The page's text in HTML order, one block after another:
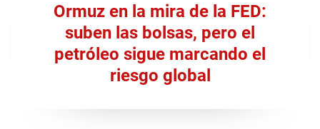
Ormuz en la mira de la FED:
suben las bolsas, pero el
petróleo sigue marcando el
riesgo global